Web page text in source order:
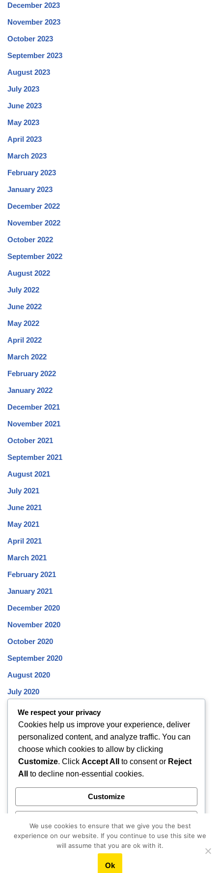
December 2023
November 2023
October 2023
September 2023
August 2023
July 2023
June 2023
May 2023
April 2023
March 2023
February 2023
January 2023
December 2022
November 2022
October 2022
September 2022
August 2022
July 2022
June 2022
May 2022
April 2022
March 2022
February 2022
January 2022
December 2021
November 2021
October 2021
September 2021
August 2021
July 2021
June 2021
May 2021
April 2021
March 2021
February 2021
January 2021
December 2020
November 2020
October 2020
September 2020
August 2020
July 2020
June 2020
May 2020
April 2020
March 2020
February 2020
December 2019
November 2019
October 2019
We respect your privacy
Cookies help us improve your experience, deliver
personalized content, and analyze traffic. You can
choose which cookies to allow by clicking
Customize. Click Accept All to consent or Reject
All
to decline non-essential cookies.
Customize
Accept All
We use cookies to ensure that we give you the best
experience on our website. If you continue to use this site we
will assume that you are ok with it.
Ok